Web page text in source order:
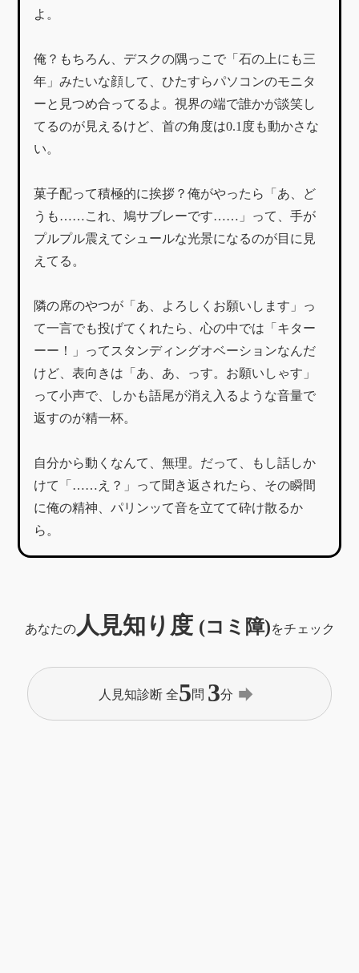
よ。
​俺？もちろん、デスクの隅っこで「石の上にも三
年」みたいな顔して、ひたすらパソコンのモニタ
ーと見つめ合ってるよ。視界の端で誰かが談笑し
てるのが見えるけど、首の角度は0.1度も動かさな
い。
​菓子配って積極的に挨拶？俺がやったら「あ、ど
うも……これ、鳩サブレーです……」って、手が
プルプル震えてシュールな光景になるのが目に見
えてる。
​隣の席のやつが「あ、よろしくお願いします」っ
て一言でも投げてくれたら、心の中では「キター
ーー！」ってスタンディングオベーションなんだ
けど、表向きは「あ、あ、っす。お願いしゃす」
って小声で、しかも語尾が消え入るような音量で
返すのが精一杯。
自分から動くなんて、無理。だって、もし話しか
けて「……え？」って聞き返されたら、その瞬間
に俺の精神、パリンッて音を立てて砕け散るか
ら。
あなたの人見知り度 (コミ障)をチェック
人見知診断 全5問 3分 forward